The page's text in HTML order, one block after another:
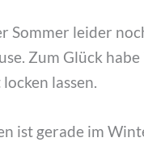
Sommer leider
Zum Glück
lassen.
ist gerade im